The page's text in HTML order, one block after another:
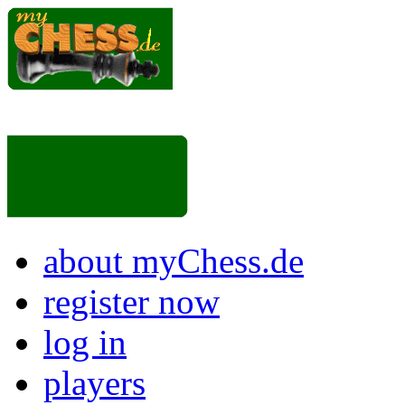
about myChess.de
register now
log in
players